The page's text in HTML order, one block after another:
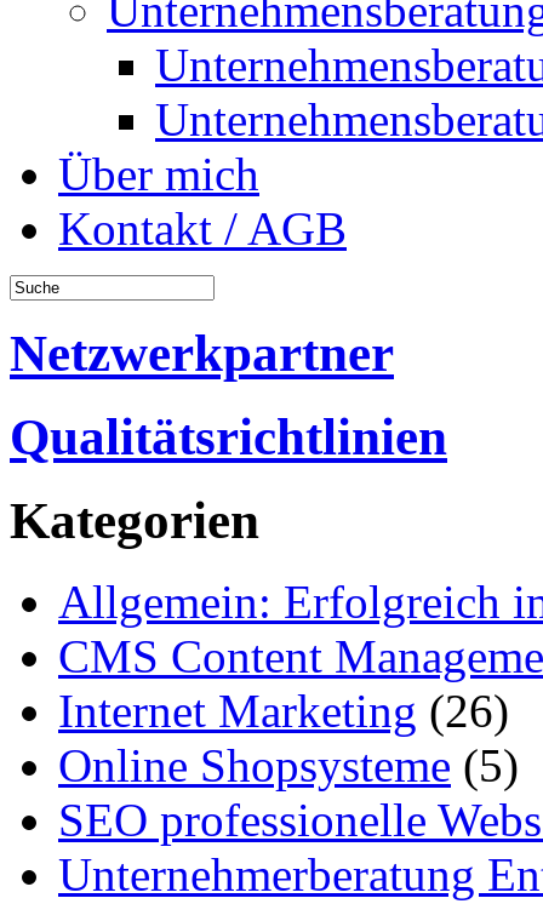
Über mich
Kontakt / AGB
Netzwerkpartner
Qualitätsrichtlinien
Kategorien
Allgemein: Erfolgreich
CMS Content
Internet Marketing (26)
Online Shopsysteme (5)
SEO professionelle
Unternehmerberatung